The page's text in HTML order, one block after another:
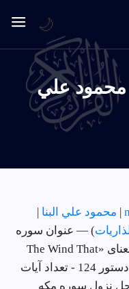
علي
| محمود علي البنا |
) — عنوان سوره
در انگلیسی به معنای «The Wind That
Scatter» است | دستور 124 - تعداد آیات
نزول سوره مکه
🌙